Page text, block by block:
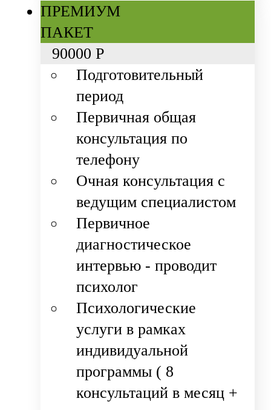
ПРЕМИУМ
ПАКЕТ
90000 Р
Подготовительный
период
Первичная общая
консультация по
телефону
Очная консультация с
ведущим специалистом
Первичное
диагностическое
интервью - проводит
психолог
Психологические
услуги в рамках
индивидуальной
программы ( 8
консультаций в месяц +